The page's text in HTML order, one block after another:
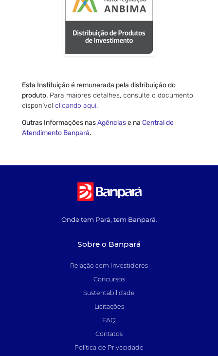
Esta Instituição é remunerada pela distribuição do
produto. Para maiores detalhes, consulte o documento
disponível clicando aqui.
Outras Informações nasAgênciase na Central de
Atendimento Banpará.
Onde tem Pará, tem Banpará.
Sobre o Banpará
Relação com Investidores
Concursos
Sustentabilidade
Licitações
FAQ
Contatos
Política de Privacidade